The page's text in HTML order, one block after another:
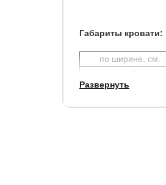
Габариты кровати:
по ширине, см.
Доступна
Развернуть